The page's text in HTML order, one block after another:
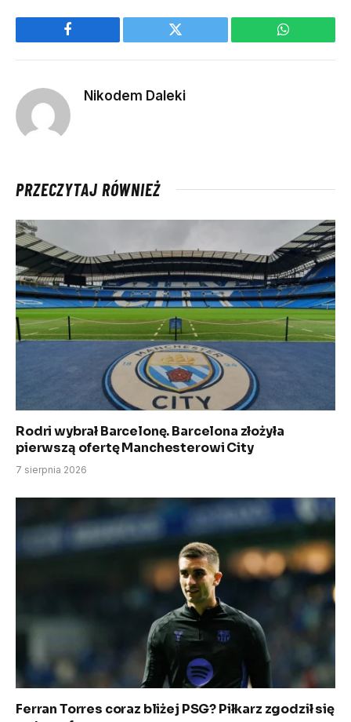
Facebook Twitter WhatsApp
Nikodem Daleki
PRZECZYTAJ RÓWNIEŻ
Rodri wybrał Barcelonę. Barcelona złożyła
pierwszą ofertę Manchesterowi City
7 sierpnia 2026
Ferran Torres coraz bliżej PSG? Piłkarz zgodził się